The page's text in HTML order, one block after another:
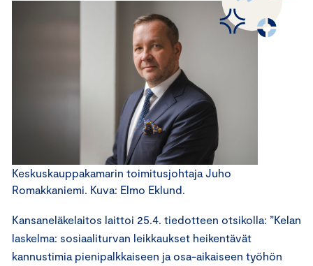
Keskuskauppakamarin toimitusjohtaja Juho
Romakkaniemi. Kuva: Elmo Eklund.
Kansaneläkelaitos laittoi 25.4. tiedotteen otsikolla: ”Kelan
laskelma: sosiaaliturvan leikkaukset heikentävät
kannustimia pienipalkkaiseen ja osa-aikaiseen työhön